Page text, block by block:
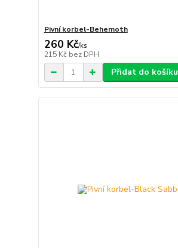
Pivní korbel-Behemoth
260 Kč/ks
215 Kč bez DPH
Přidat do košíku